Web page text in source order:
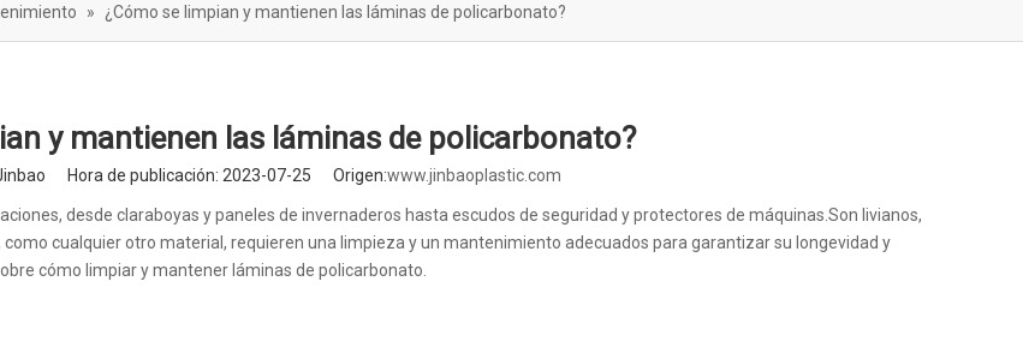
» ¿Cómo se limpian y mantienen las láminas de policarbonato?
y mantienen las láminas de policarbonato?
Hora de publicación: 2023-07-25 Origen:www.jinbaoplastic.com
desde claraboyas y paneles de invernaderos hasta escudos de seguridad y protectores de máquinas.Son livianos,
cualquier otro material, requieren una limpieza y un mantenimiento adecuados para garantizar su longevidad y
cómo limpiar y mantener láminas de policarbonato.